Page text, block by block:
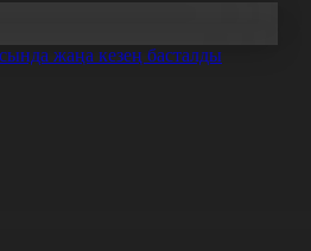
жаңа кезең басталды